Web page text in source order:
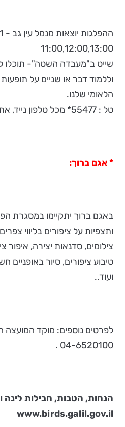
11:00,12:00,13:00
שייט ב"מעבדה השטה"- תוכלו
וללמוד דבר או שניים על
הלאומי שלנו.
טל : 55477* מכל טלפון נייד, אתר
* אגם ברוך:
באגם ברוך יתקיימו במסגרת
ותצפיות על ציפורים בליווי
צילומים, סדנאות יצירה, איפור
טיבוע ציפורים, סיור באופניים
ועוד..
לפרטים נוספים: מוקד המועצה
04-6520100 .
הנחות, הטבות, חבילות לינה
www.birds.galil.gov.il